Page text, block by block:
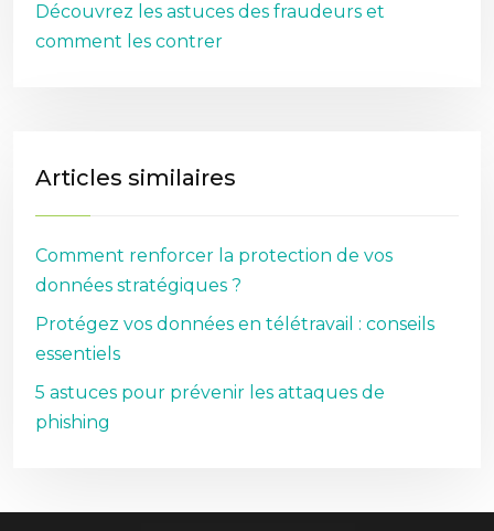
Découvrez les astuces des fraudeurs et
comment les contrer
Articles similaires
Comment renforcer la protection de vos
données stratégiques ?
Protégez vos données en télétravail : conseils
essentiels
5 astuces pour prévenir les attaques de
phishing